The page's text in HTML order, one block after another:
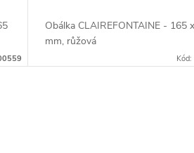
Obálka CLAIREFONTAINE - 165
mm, růžová
Kód: